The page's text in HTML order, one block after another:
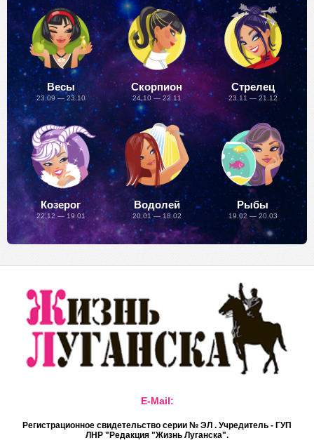
Весы
23.09 — 23.10
Скорпион
24.10 — 22.11
Стрелец
23.11 — 21.12
Козерог
22.12 — 19.01
Водолей
20.01 — 18.02
Рыбы
19.02 — 20.03
E-Mail:
Регистрационное свидетельство серии № ЭЛ . Учредитель - ГУП
ЛНР "Редакция "Жизнь Луганска".